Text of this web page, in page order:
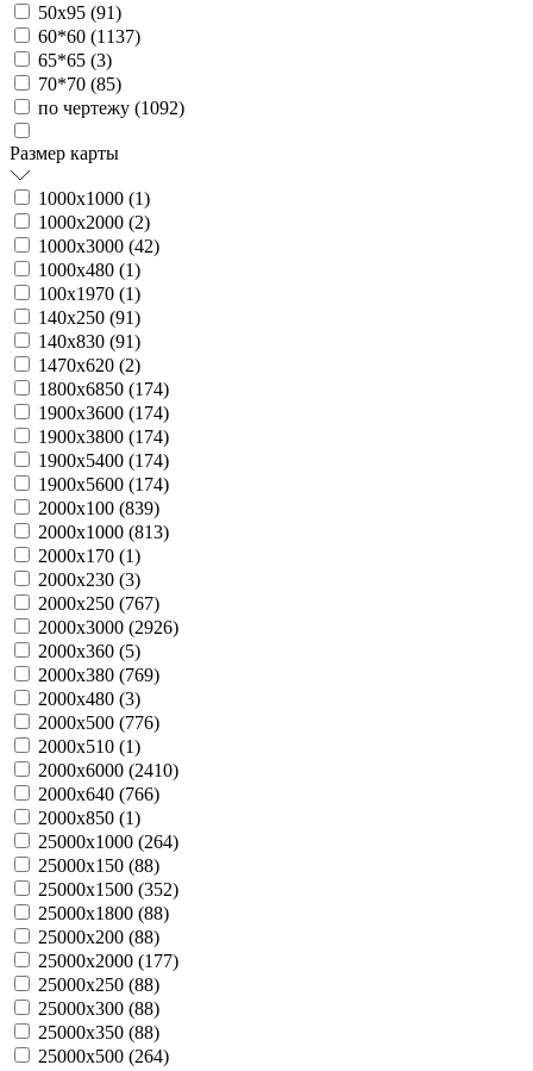
50х95 (91)
60*60 (1137)
65*65 (3)
70*70 (85)
по чертежу (1092)
Размер карты
1000х1000 (1)
1000х2000 (2)
1000х3000 (42)
1000х480 (1)
100х1970 (1)
140х250 (91)
140х830 (91)
1470х620 (2)
1800х6850 (174)
1900х3600 (174)
1900х3800 (174)
1900х5400 (174)
1900х5600 (174)
2000х100 (839)
2000х1000 (813)
2000х170 (1)
2000х230 (3)
2000х250 (767)
2000х3000 (2926)
2000х360 (5)
2000х380 (769)
2000х480 (3)
2000х500 (776)
2000х510 (1)
2000х6000 (2410)
2000х640 (766)
2000х850 (1)
25000х1000 (264)
25000х150 (88)
25000х1500 (352)
25000х1800 (88)
25000х200 (88)
25000х2000 (177)
25000х250 (88)
25000х300 (88)
25000х350 (88)
25000х500 (264)